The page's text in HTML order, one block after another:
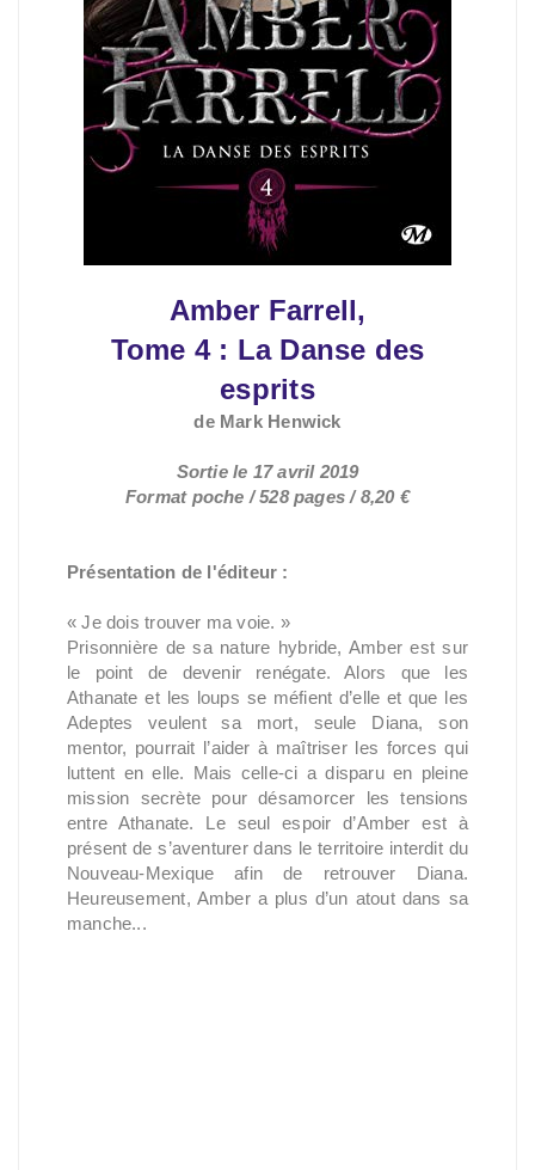
Amber Farrell,
Tome 4 : La Danse des
esprits
de Mark Henwick
Sortie le 17 avril 2019
Format poche / 528 pages / 8,20 €
Présentation de l'éditeur :
« Je dois trouver ma voie. »
Prisonnière de sa nature hybride, Amber est sur
le point de devenir renégate. Alors que les
Athanate et les loups se méfient d’elle et que les
Adeptes veulent sa mort, seule Diana, son
mentor, pourrait l’aider à maîtriser les forces qui
luttent en elle. Mais celle-ci a disparu en pleine
mission secrète pour désamorcer les tensions
entre Athanate. Le seul espoir d’Amber est à
présent de s’aventurer dans le territoire interdit du
Nouveau-Mexique afin de retrouver Diana.
Heureusement, Amber a plus d’un atout dans sa
manche...